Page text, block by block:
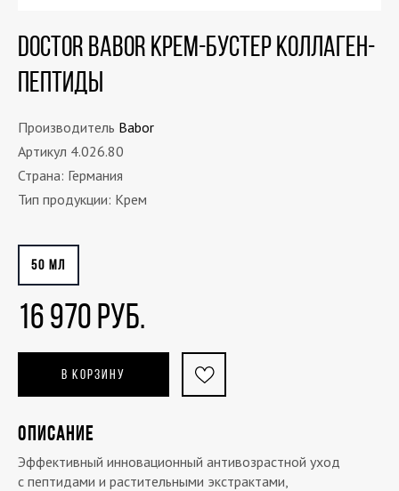
DOCTOR BABOR Крем-бустер коллаген-
пептиды
Производитель Babor
Артикул 4.026.80
Страна: Германия
Тип продукции: Крем
50 МЛ
16 970 РУБ.
В КОРЗИНУ
ОПИСАНИЕ
Эффективный инновационный антивозрастной уход
с пептидами и растительными экстрактами,